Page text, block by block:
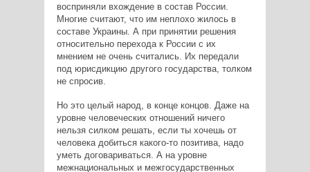
восприняли вхождение в состав России.
Многие считают, что им неплохо жилось в
составе Украины. А при принятии решения
относительно перехода к России с их
мнением не очень считались. Их передали
под юрисдикцию другого государства, толком
не спросив.
Но это целый народ, в конце концов. Даже на
уровне человеческих отношений ничего
нельзя силком решать, если ты хочешь от
человека добиться какого-то позитива, надо
уметь договариваться. А на уровне
межнациональных и межгосударственных